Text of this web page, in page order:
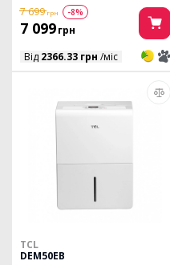
7 699 грн -8%
7 099грн
Від 2366.33 грн /міс 3 3
TCL
DEM50EB